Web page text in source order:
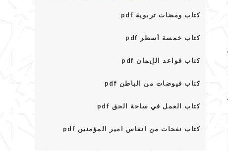
كتاب ومضات تربوية pdf
كتاب خمسة أسطر pdf
كتاب قواعد الإيمان pdf
كتاب فيوضات من الباطن pdf
كتاب العمل في ساحة الحق pdf
كتاب نفحات من انفاس امير المؤمنين pdf